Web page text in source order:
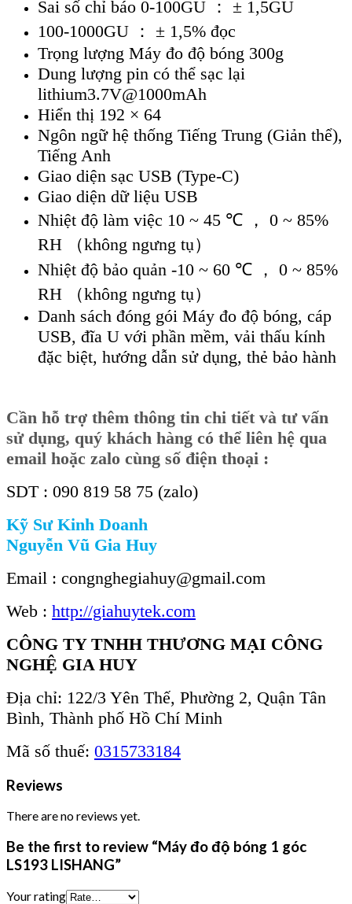
Sai số chỉ báo 0-100GU ： ± 1,5GU
100-1000GU ： ± 1,5% đọc
Trọng lượng Máy đo độ bóng 300g
Dung lượng pin có thể sạc lại
lithium3.7V@1000mAh
Hiển thị 192 × 64
Ngôn ngữ hệ thống Tiếng Trung (Giản thể),
Tiếng Anh
Giao diện sạc USB (Type-C)
Giao diện dữ liệu USB
Nhiệt độ làm việc 10 ~ 45 ℃ ， 0 ~ 85%
RH （không ngưng tụ）
Nhiệt độ bảo quản -10 ~ 60 ℃ ， 0 ~ 85%
RH （không ngưng tụ）
Danh sách đóng gói Máy đo độ bóng, cáp
USB, đĩa U với phần mềm, vải thấu kính
đặc biệt, hướng dẫn sử dụng, thẻ bảo hành
Cần hỗ trợ thêm thông tin chi tiết và tư vấn
sử dụng, quý khách hàng có thể liên hệ qua
email hoặc zalo cùng số điện thoại :
SDT : 090 819 58 75 (zalo)
Kỹ Sư Kinh Doanh
Nguyễn Vũ Gia Huy
Email : congnghegiahuy@gmail.com
Web : http://giahuytek.com
CÔNG TY TNHH THƯƠNG MẠI CÔNG
NGHỆ GIA HUY
Địa chỉ: 122/3 Yên Thế, Phường 2, Quận Tân
Bình, Thành phố Hồ Chí Minh
Mã số thuế: 0315733184
Reviews
There are no reviews yet.
Be the first to review “Máy đo độ bóng 1 góc
LS193 LISHANG”
Your rating